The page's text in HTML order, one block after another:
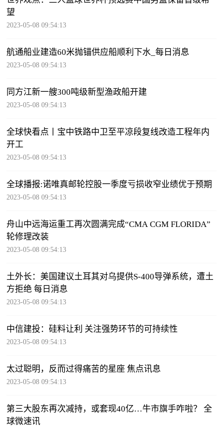
望
2023-05-08 09:54:13
航通船业建造60米抛锚供应船顺利下水_每日消息
2023-05-08 09:54:13
同方江新一艘300吨级新型渔政船开建
2023-05-08 09:54:13
全球快看点丨宝中铁路中卫至平凉段复线改造工程年内
开工
2023-05-08 09:54:13
全球播报:诺唯真邮轮控股一季度亏损收窄业绩优于预期
2023-05-08 09:54:13
舟山中远海运重工再次圆满完成“CMA CGM FLORIDA”
轮修理改装
2023-05-08 09:54:13
土外长：美国建议土耳其对乌提供S-400导弹系统，遭土
方拒绝 每日消息
2023-05-08 09:54:13
中信建投：硅料让利 关注强势环节的可持续性
2023-05-08 09:54:13
太过聪明，反而过得痛苦的星座 焦点讯息
2023-05-08 09:54:13
第三大股东再次减持，或套现40亿…牛市旗手咋啦？ 全
球微速讯